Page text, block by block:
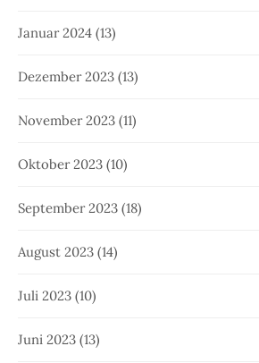
Januar 2024 (13)
Dezember 2023 (13)
November 2023 (11)
Oktober 2023 (10)
September 2023 (18)
August 2023 (14)
Juli 2023 (10)
Juni 2023 (13)